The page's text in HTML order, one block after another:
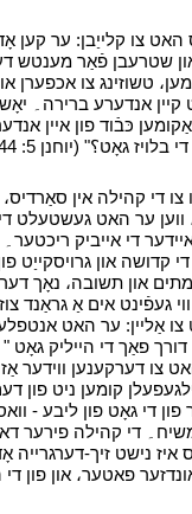
צו קלייַבן: ער קען
און שטרעבן פֿאַר מענטש
טשוזינג צו אכפערן
אנדערע ברירה۔
כּבֿוד פון איין
גאָט؟" (יוחנן 5: 44)۔
צו די קהילה אין
ווען ער האט געשטעלט
איידער די אייביק
די קדושה און גרויסקייַט
און תשובה، נאָך
געפֿינט אים אַ גראַנד
צו אַליין: ער האט
פאַך די הייליק גאָט
צו דערקענען ווידער אַז
קומען ניט פון
די גאָט פון ליבע -
די קהילה פירער
נישט זיך-דערגרייה
פאטער، און פון